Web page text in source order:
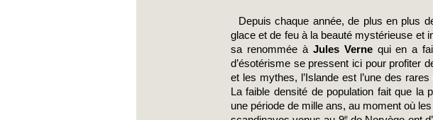
glace et de feu à la beauté mystérieuse et
sa renommée à Jules Verne qui en a
d’ésotérisme se pressent ici pour profiter
et les mythes, l’Islande est l’une des
La faible densité de population fait que la
une période de mille ans, au moment où
e